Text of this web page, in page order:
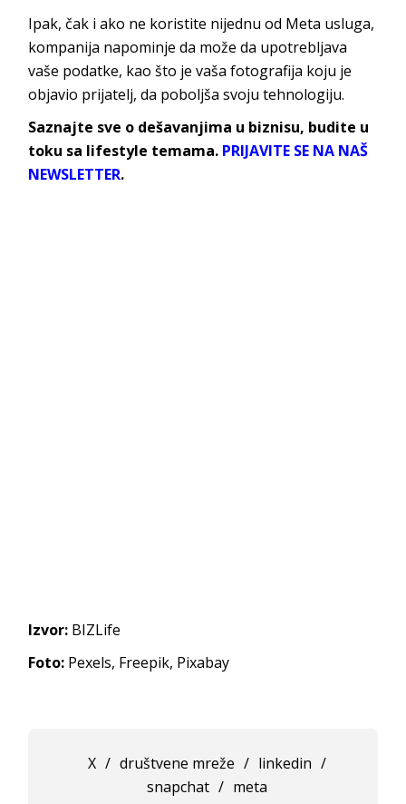
Ipak, čak i ako ne koristite nijednu od Meta usluga,
kompanija napominje da može da upotrebljava
vaše podatke, kao što je vaša fotografija koju je
objavio prijatelj, da poboljša svoju tehnologiju.
Saznajte sve o dešavanjima u biznisu, budite u
toku sa lifestyle temama. PRIJAVITE SE NA NAŠ
NEWSLETTER.
Izvor: BIZLife
Foto: Pexels, Freepik, Pixabay
X / društvene mreže / linkedin /
snapchat / meta